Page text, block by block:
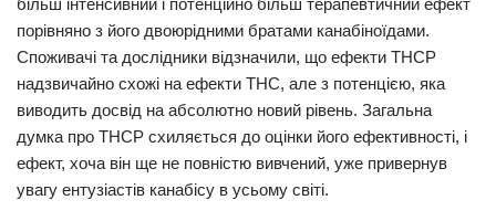
більш інтенсивний і потенційно більш терапевтичний ефект
порівняно з його двоюрідними братами канабіноїдами.
Споживачі та дослідники відзначили, що ефекти THCP
надзвичайно схожі на ефекти THC, але з потенцією, яка
виводить досвід на абсолютно новий рівень. Загальна
думка про THCP схиляється до оцінки його ефективності, і
ефект, хоча він ще не повністю вивчений, уже привернув
увагу ентузіастів канабісу в усьому світі.